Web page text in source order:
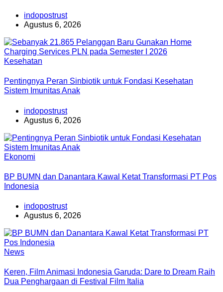
indopostrust
Agustus 6, 2026
Kesehatan
Pentingnya Peran Sinbiotik untuk Fondasi Kesehatan
Sistem Imunitas Anak
indopostrust
Agustus 6, 2026
Ekonomi
BP BUMN dan Danantara Kawal Ketat Transformasi PT Pos
Indonesia
indopostrust
Agustus 6, 2026
News
Keren, Film Animasi Indonesia Garuda: Dare to Dream Raih
Dua Penghargaan di Festival Film Italia